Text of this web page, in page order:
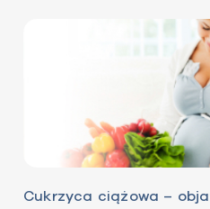
Cukrzyca ciążowa –